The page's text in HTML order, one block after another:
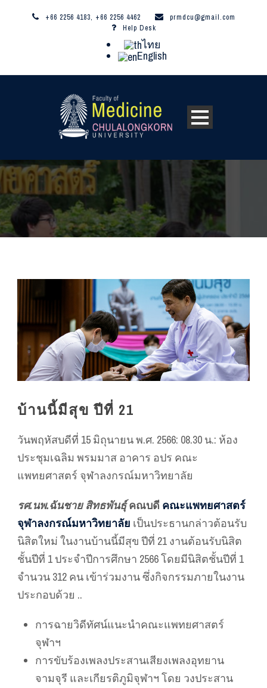
+66 2256 4183, +66 2256 4462
prmdcu@gmail.com
Help Desk
ไทย
English
บ้านนี้มีสุข ปีที่ 21
วันพฤหัสบดีที่ 15 มิถุนายน พ.ศ. 2566: 08.30 น.: ห้อง
ประชุมเฉลิม พรมมาส อาคาร อปร คณะ
แพทยศาสตร์ จุฬาลงกรณ์มหาวิทยาลัย
รศ.นพ.ฉันชาย สิทธพันธุ์คณบดี คณะแพทยศาสตร์
จุฬาลงกรณ์มหาวิทยาลัย เป็นประธานกล่าวต้อนรับ
นิสิตใหม่ ในงานบ้านนี้มีสุข ปีที่ 21 งานต้อนรับนิสิต
ชั้นปีที่ 1 ประจำปีการศึกษา 2566 โดยมีนิสิตชั้นปีที่ 1
จำนวน 312 คน เข้าร่วมงาน ซึ่งกิจกรรมภายในงาน
ประกอบด้วย ..
การฉายวิดีทัศน์แนะนำคณะแพทยศาสตร์
จุฬาฯ
การขับร้องเพลงประสานเสียงเพลงอุทยาน
จามจุรี และเกียรติภูมิจุฬาฯ โดย วงประสาน